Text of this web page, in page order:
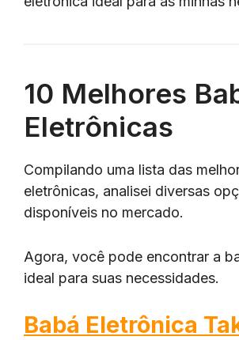
10 Melhores
Eletrônicas
Compilando uma lista das
eletrônicas, analisei diversas
disponíveis no mercado.
Agora, você pode encontrar a
ideal para suas necessidades.
Babá Eletrônica